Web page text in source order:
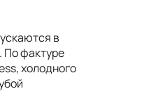
в
По фактуре
холодного